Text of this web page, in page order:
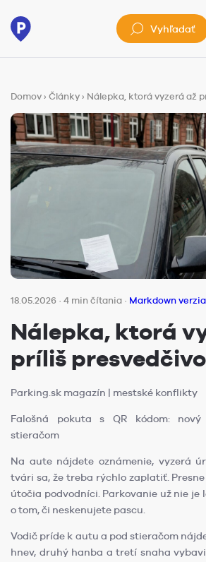
Vyhľadať
Domov › Články › Nálepka, ktorá vyzerá až
18.05.2026 · 4 min čítania · Markdown verzia
Nálepka, ktorá
príliš presvedčivo
Parking.sk magazín | mestské konflikty
Falošná pokuta s QR kódom:
stieračom
Na aute nájdete oznámenie, vyzerá
tvári sa, že treba rýchlo zaplatiť.
útočia podvodníci. Parkovanie už nie je
o tom, či neskenujete pascu.
Vodič príde k autu a pod stieračom
hnev, druhý hanba a tretí snaha